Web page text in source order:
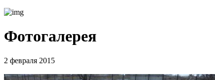
Фотогалерея
2 февраля 2015